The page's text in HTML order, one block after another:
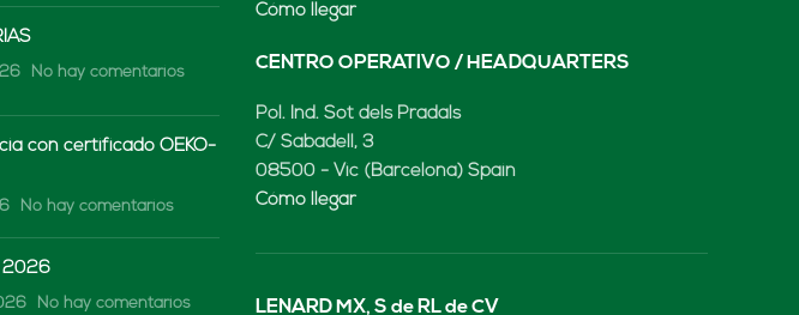
No hay comentarios
con certificado OEKO-
No hay comentarios
2026
No hay comentarios
Cómo llegar
CENTRO OPERATIVO / HEADQUARTERS
Pol. Ind. Sot dels Pradals
C/ Sabadell, 3
08500 - Vic (Barcelona) Spain
Cómo llegar
LENARD MX, S de RL de CV